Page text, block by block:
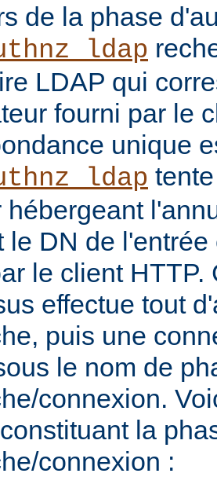
de la phase
LDAP qui
fourni par le
unique
hébergeant
le DN de
le client HTTP.
effectue tout
puis une
le nom de
connexion.
la
connexion :